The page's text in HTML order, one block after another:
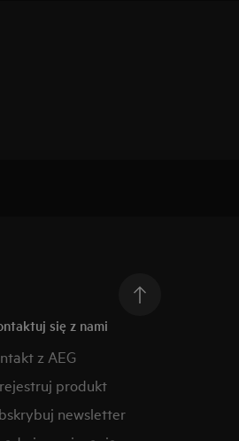
się z nami
z AEG
produkt
newsletter